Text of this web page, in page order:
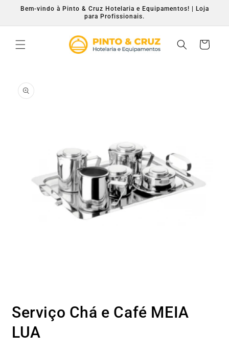
para o
Bem-vindo à Pinto & Cruz Hotelaria e Equipamentos! | Loja
para Profissionais.
Carrinho
informação
do produto
multimédia
1
em
Serviço Chá e Café MEIA
LUA